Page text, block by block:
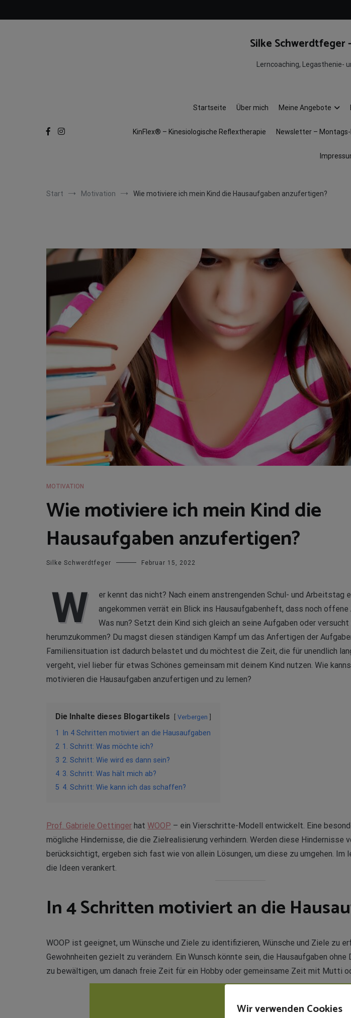
Silke Schwerdtfeger
Lerncoaching, Legasthenie-
Startseite Über mich Meine Angebote
KinFlex® – Kinesiologische Reflextherapie Newsletter –
Start Motivation Wie motiviere ich mein Kind die Hausaufgaben anzufertigen?
MOTIVATION
Wie motiviere ich mein Kind die
Hausaufgaben anzufertigen?
Silke Schwerdtfeger Februar 15, 2022
W
er kennt das nicht? Nach einem anstrengenden Schul- und Arbeitstag
angekommen verrät ein Blick ins Hausaufgabenheft, dass noch offene
Was nun? Setzt dein Kind sich gleich an seine Aufgaben oder
herumzukommen? Du magst diesen ständigen Kampf um das Anfertigen der
Familiensituation ist dadurch belastet und du möchtest die Zeit, die für unendlich
vergeht, viel lieber für etwas Schönes gemeinsam mit deinem Kind nutzen. Wie
motivieren die Hausaufgaben anzufertigen und zu lernen?
Die Inhalte dieses Blogartikels Verbergen
1
In 4 Schritten motiviert an die Hausaufgaben
2 1. Schritt: Was möchte ich?
3 2. Schritt: Wie wird es dann sein?
4 3. Schritt: Was hält mich ab?
5 4. Schritt: Wie kann ich das schaffen?
Prof. Gabriele Oettinger hat WOOP – ein Vierschritte-Modell entwickelt. Eine
mögliche Hindernisse, die die Zielrealisierung verhindern. Werden diese Hindernisse
berücksichtigt, ergeben sich fast wie von allein Lösungen, um diese zu umgehen.
die Ideen verankert.
In 4 Schritten motiviert an die
WOOP ist geeignet, um Wünsche und Ziele zu identifizieren, Wünsche und Ziele zu
Gewohnheiten gezielt zu verändern. Ein Wunsch könnte sein, die Hausaufgaben ohne
zu bewältigen, um danach freie Zeit für ein Hobby oder gemeinsame Zeit mit Mutti
Wir verwenden Cookies